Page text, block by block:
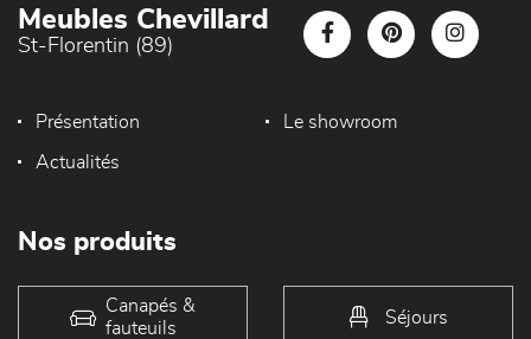
Meubles Chevillard
St-Florentin (89)
Présentation Le showroom
Actualités
Nos produits
Canapés &
fauteuils
Séjours